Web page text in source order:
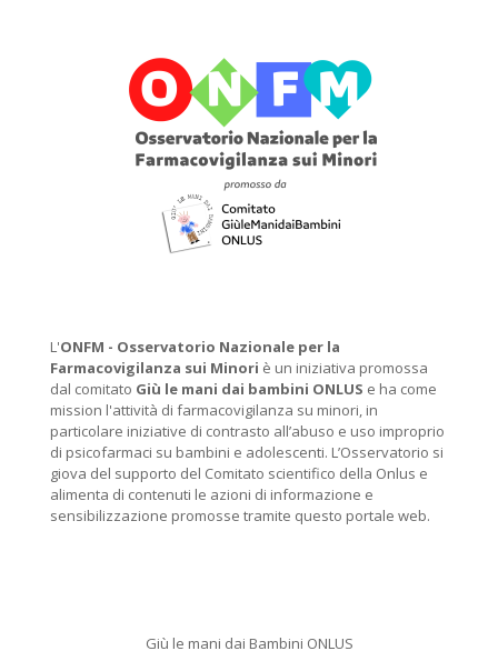
L'ONFM - Osservatorio Nazionale per la
Farmacovigilanza sui Minori è un iniziativa promossa
dal comitato Giù le mani dai bambini ONLUS e ha come
mission l'attività di farmacovigilanza su minori, in
particolare iniziative di contrasto all’abuso e uso improprio
di psicofarmaci su bambini e adolescenti. L’Osservatorio si
giova del supporto del Comitato scientifico della Onlus e
alimenta di contenuti le azioni di informazione e
sensibilizzazione promosse tramite questo portale web.
Giù le mani dai Bambini ONLUS